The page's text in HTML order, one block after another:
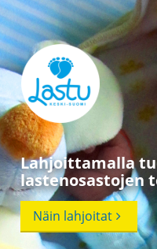
Lahjoittamalla
lastenosastojen
Näin lahjoitat